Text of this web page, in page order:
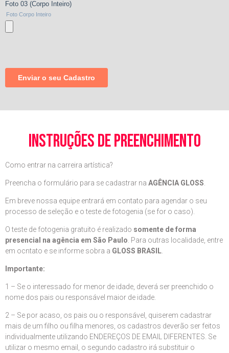
instruções de preenchimento
Como entrar na carreira artística?
Preencha o formulário para se cadastrar na AGÊNCIA GLOSS
Em breve nossa equipe entrará em contato para agendar o seu
processo de seleção e o teste de fotogenia (se for o caso).
O teste de fotogenia gratuito é realizado somente de forma
presencial na agência em São Paulo . Para outras localidade, entre
em ocntato e se informe sobra a GLOSS BRASIL
Importante:
1 – Se o interessado for menor de idade, deverá ser preenchido o
nome dos pais ou responsável maior de idade.
2 – Se por acaso, os pais ou o responsável, quiserem cadastrar
mais de um filho ou filha menores, os cadastros deverão ser feitos
individualmente utilizando ENDEREÇOS DE EMAIL DIFERENTES. Se
utilizar o mesmo email, o segundo cadastro irá substituir o